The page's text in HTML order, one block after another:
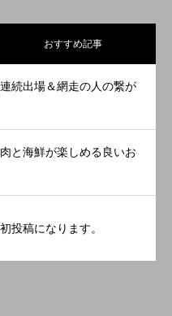
おすすめ記事
続出場＆網走の人の繋が
と海鮮が楽しめる良いお
投稿になります。